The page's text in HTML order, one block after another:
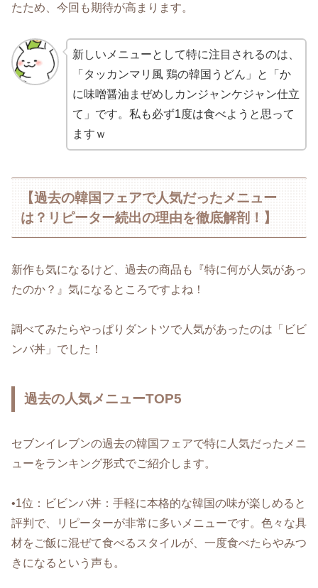
たため、今回も期待が高まります。
新しいメニューとして特に注目されるのは、
「タッカンマリ風 鶏の韓国うどん」と「か
に味噌醤油まぜめしカンジャンケジャン仕立
て」です。私も必ず1度は食べようと思って
ますｗ
【過去の韓国フェアで人気だったメニュー
は？リピーター続出の理由を徹底解剖！】
新作も気になるけど、過去の商品も『特に何が人気があっ
たのか？』気になるところですよね！
調べてみたらやっぱりダントツで人気があったのは「ビビ
ンバ丼」でした！
過去の人気メニューTOP5
セブンイレブンの過去の韓国フェアで特に人気だったメニ
ューをランキング形式でご紹介します。
•1位：ビビンバ丼：手軽に本格的な韓国の味が楽しめると
評判で、リピーターが非常に多いメニューです。色々な具
材をご飯に混ぜて食べるスタイルが、一度食べたらやみつ
きになるという声も。